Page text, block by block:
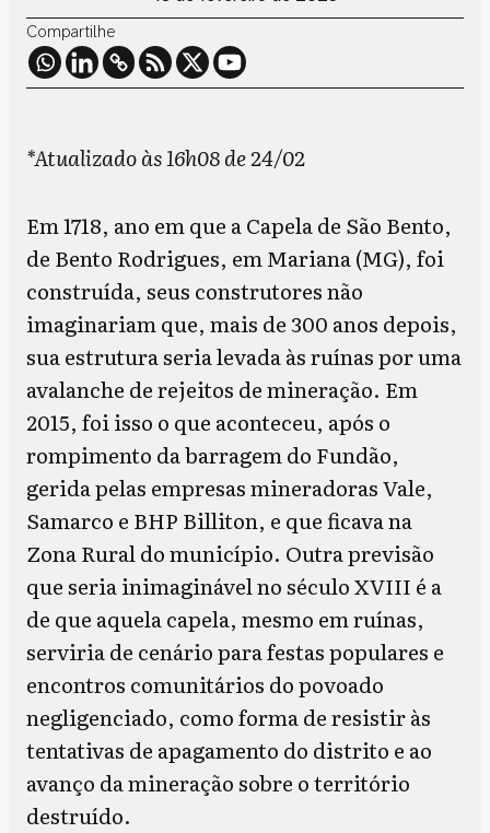
Compartilhe
*Atualizado às 16h08 de 24/02
Em 1718, ano em que a Capela de São Bento,
de Bento Rodrigues, em Mariana (MG), foi
construída, seus construtores não
imaginariam que, mais de 300 anos depois,
sua estrutura seria levada às ruínas por uma
avalanche de rejeitos de mineração. Em
2015, foi isso o que aconteceu, após o
rompimento da barragem do Fundão,
gerida pelas empresas mineradoras Vale,
Samarco e BHP Billiton, e que ficava na
Zona Rural do município. Outra previsão
que seria inimaginável no século XVIII é a
de que aquela capela, mesmo em ruínas,
serviria de cenário para festas populares e
encontros comunitários do povoado
negligenciado, como forma de resistir às
tentativas de apagamento do distrito e ao
avanço da mineração sobre o território
destruído.